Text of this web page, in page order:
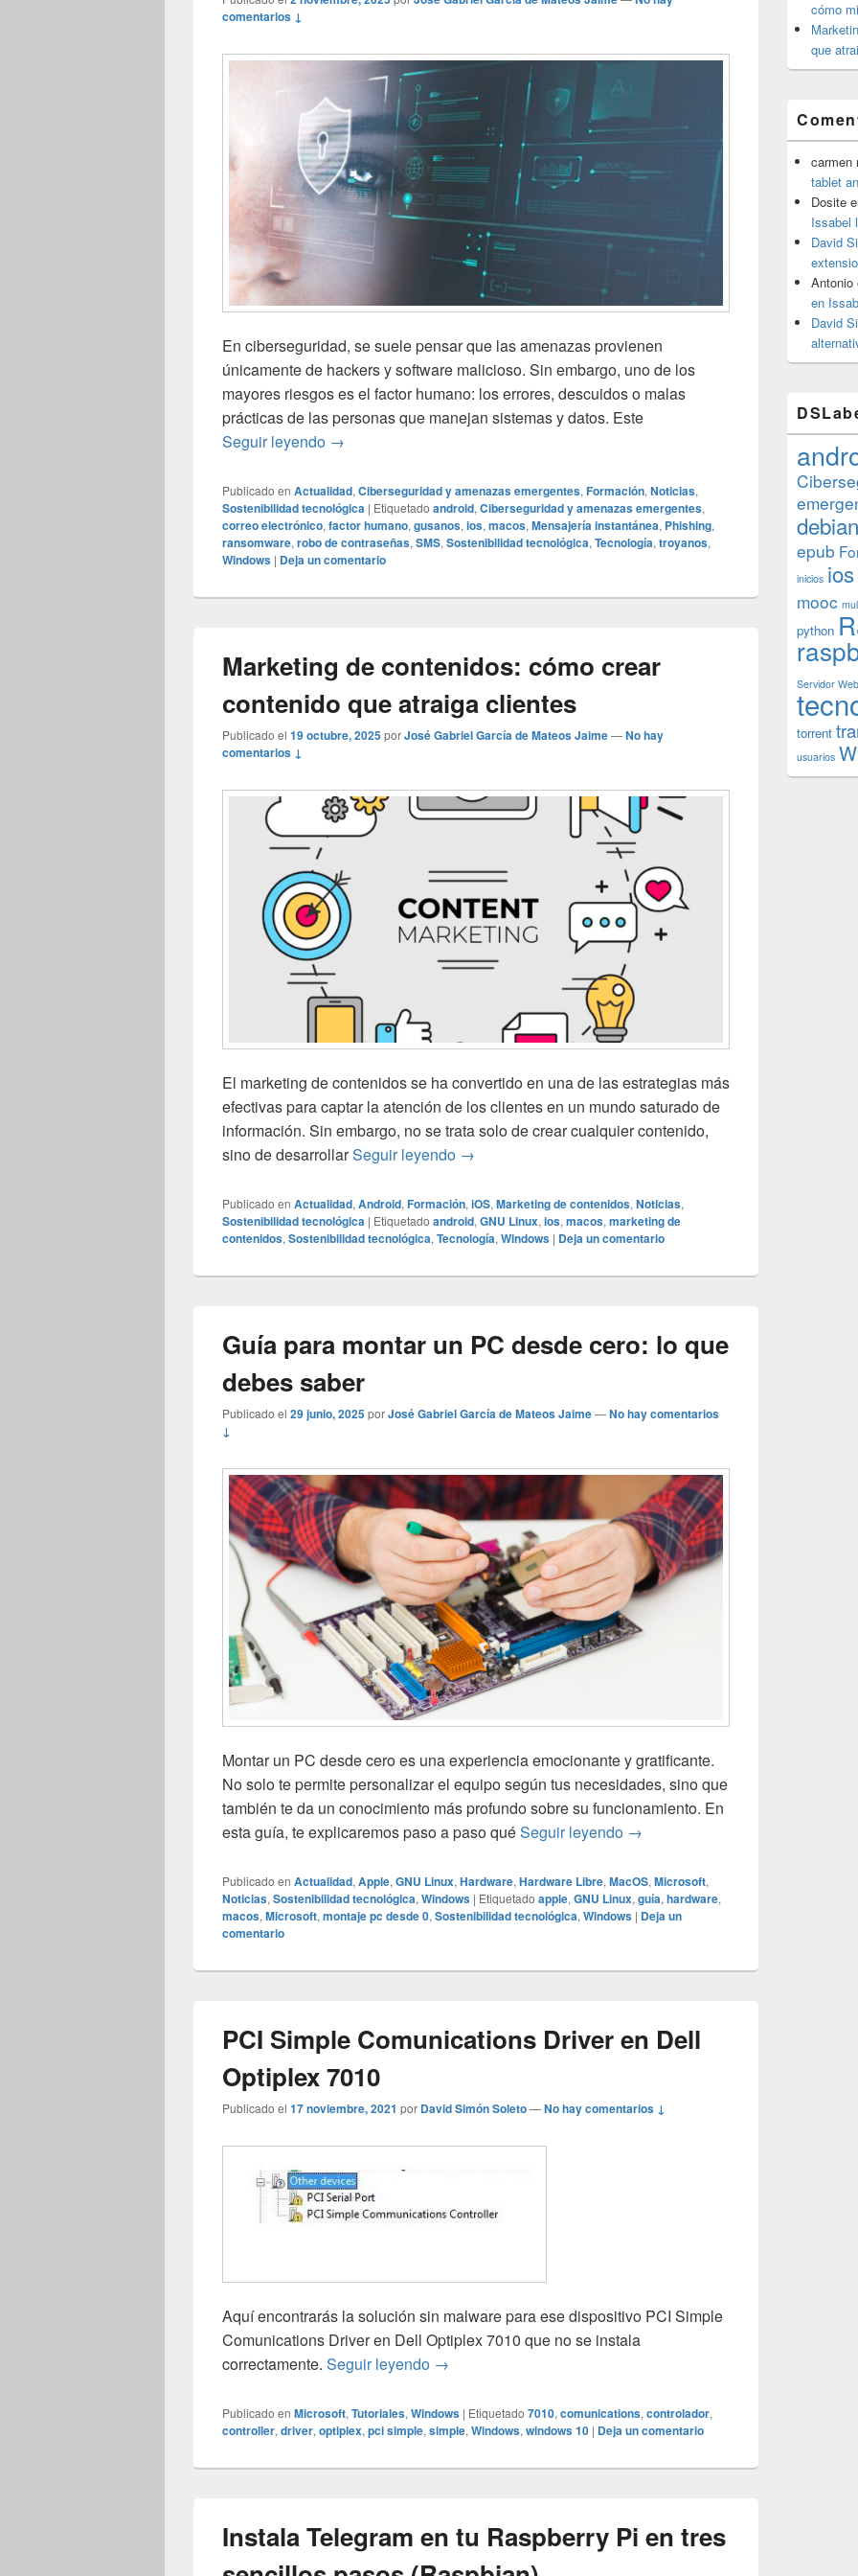
comentarios ↓
En ciberseguridad, se suele pensar que las amenazas provienen
únicamente de hackers y software malicioso. Sin embargo, uno de los
mayores riesgos es el factor humano: los errores, descuidos o malas
prácticas de las personas que manejan sistemas y datos. Este
Seguir leyendo Qué es el factor humano en ciberseguridad y cómo mitigarlo
→
Publicado en Actualidad, Ciberseguridad y amenazas emergentes, Formación, Noticias,
Sostenibilidad tecnológica | Etiquetado android, Ciberseguridad y amenazas emergentes,
correo electrónico, factor humano, gusanos, ios, macos, Mensajería instantánea, Phishing,
ransomware, robo de contraseñas, SMS, Sostenibilidad tecnológica, Tecnología, troyanos,
Windows | Deja un comentario
Marketing de contenidos: cómo crear
contenido que atraiga clientes
Publicado el 19 octubre, 2025porJosé Gabriel García de Mateos Jaime—No hay
comentarios ↓
El marketing de contenidos se ha convertido en una de las estrategias más
efectivas para captar la atención de los clientes en un mundo saturado de
información. Sin embargo, no se trata solo de crear cualquier contenido,
sino de desarrollarSeguir leyendo Marketing de contenidos: cómo crear contenido que atraiga
→
Publicado en Actualidad, Android, Formación, iOS, Marketing de contenidos, Noticias,
Sostenibilidad tecnológica | Etiquetado android, GNU Linux, ios, macos, marketing de
contenidos, Sostenibilidad tecnológica, Tecnología, Windows | Deja un comentario
Guía para montar un PC desde cero: lo que
debes saber
Publicado el 29 junio, 2025porJosé Gabriel García de Mateos Jaime—No hay comentarios
↓
Montar un PC desde cero es una experiencia emocionante y gratificante.
No solo te permite personalizar el equipo según tus necesidades, sino que
también te da un conocimiento más profundo sobre su funcionamiento. En
esta guía, te explicaremos paso a paso quéSeguir leyendo Guía para montar un PC desde
→
Publicado en Actualidad, Apple, GNU Linux, Hardware, Hardware Libre, MacOS, Microsoft,
Noticias, Sostenibilidad tecnológica, Windows | Etiquetado apple, GNU Linux, guía, hardware,
macos, Microsoft, montaje pc desde 0, Sostenibilidad tecnológica, Windows | Deja un
comentario
PCI Simple Comunications Driver en Dell
Optiplex 7010
Publicado el 17 noviembre, 2021 por David Simón Soleto—No hay comentarios ↓
Aquí encontrarás la solución sin malware para ese dispositivo PCI Simple
Comunications Driver en Dell Optiplex 7010 que no se instala
correctamente. Seguir leyendo PCI Simple Comunications Driver en Dell Optiplex 7010
→
Publicado en Microsoft, Tutoriales, Windows | Etiquetado 7010, comunications, controlador,
controller, driver, optiplex, pci simple, simple, Windows, windows 10 | Deja un comentario
Instala Telegram en tu Raspberry Pi en tres
cómo
que
carmen
tablet
Dosite
Issabel
David
Antonio
en
David
debian
epub
inicios ios
mooc
python
Servidor Web
torrent
usuarios